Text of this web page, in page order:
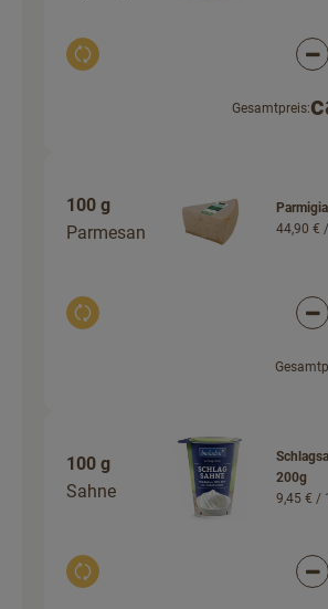
Auswahl ändern
Gesamtpreis:
100 g
Parmesan
Auswahl ändern
44,90 € /
100 g
Sahne
Auswahl ändern
200g
9,45 € /